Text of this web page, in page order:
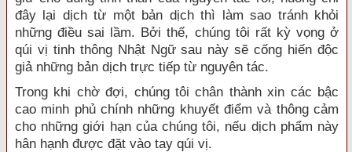
đây lại dịch từ một bản dịch thì làm sao tránh khỏi
những điều sai lầm. Bởi thế, chúng tôi rất kỳ vọng ở
qúi vị tinh thông Nhật Ngữ sau này sẽ cống hiến độc
giả những bản dịch trực tiếp từ nguyên tác.
Trong khi chờ đợi, chúng tôi chân thành xin các bậc
cao minh phủ chính những khuyết điểm và thông cảm
cho những giới hạn của chúng tôi, nếu dịch phẩm này
hân hạnh được đặt vào tay qúi vị.